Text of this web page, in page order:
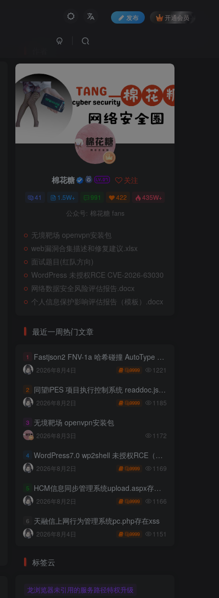
发布 开通会员
棉花糖 关注
41 1.5W+ 991 422 435W+
公众号: 棉花糖 fans
无境靶场 openvpn安装包
web漏洞合集描述和修复建议.xlsx
面试题目(红队方向)
WordPress 未授权RCE CVE-2026-63030
网络数据安全风险评估报告.docx
个人信息保护影响评估报告（模板）.docx
最近一周热门文章
1 Fastjson2 FNV-1a 哈希碰撞 AutoType 绕过远程代码执行
2026年8月4日 9999 1221
2 同望iPES 项目执行控制系统 readdoc.jsp存在任意文件读取
2026年8月2日 9999 1185
3 无境靶场 openvpn安装包
2026年8月3日 1172
4 WordPress7.0 wp2shell 未授权RCE（CVE-2026-63030 CVE-2026-60137）
2026年8月2日 9999 1169
5 HCM信息同步管理系统upload.aspx存在任意文件上传
2026年8月2日 9999 1166
6 天融信上网行为管理系统pc.php存在xss
2026年8月4日 9999 1151
标签云
龙浏览器未引用的服务路径特权升级